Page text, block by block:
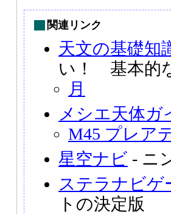
関連リンク
天文の基礎知
い！ 基本的
月
メシエ天体ガ
M45 プレア
星空ナビ - ニ
ステラナビゲ
トの決定版